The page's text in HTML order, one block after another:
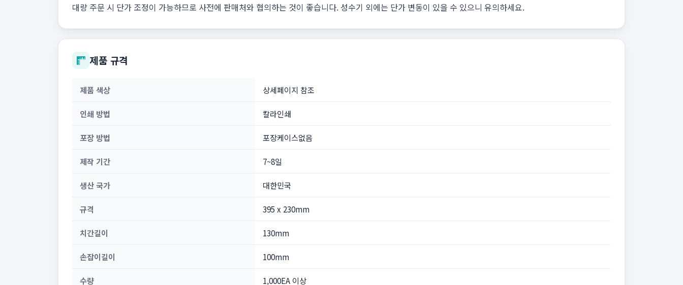
대량 주문 시 단가 조정이 가능하므로 사전에 판매처와 협의하는 것이 좋습니다. 성수기 외에는 단가 변동이 있을 수 있으니 유의하세요.
제품 규격
제품 색상 상세페이지 참조
인쇄 방법 칼라인쇄
포장 방법 포장케이스없음
제작 기간 7~8일
생산 국가 대한민국
규격 395 x 230mm
치간길이 130mm
손잡이길이 100mm
수량 1,000EA 이상